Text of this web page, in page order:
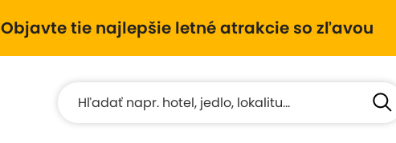
Objavte tie najlepšie letné atrakcie so zľavou